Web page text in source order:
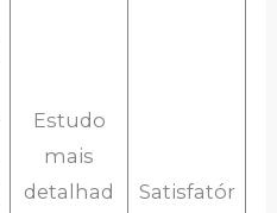
Estudo
mais
detalhad
Satisfatór